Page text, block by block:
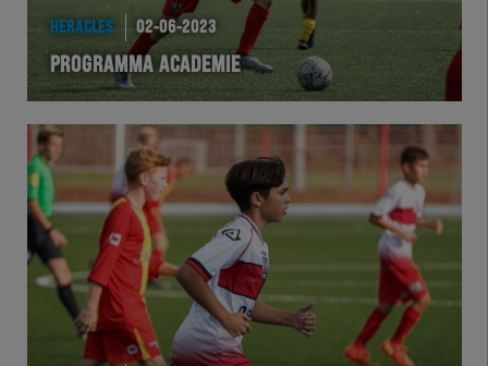
HERACLES 02-06-2023
PROGRAMMA ACADEMIE